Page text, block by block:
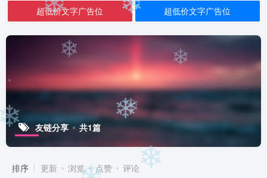
超低价文字广告位 超低价文字广告位
友链分享 共1篇
排序 更新 浏览 点赞 评论
❄
❄
❄
❄
❄
❄